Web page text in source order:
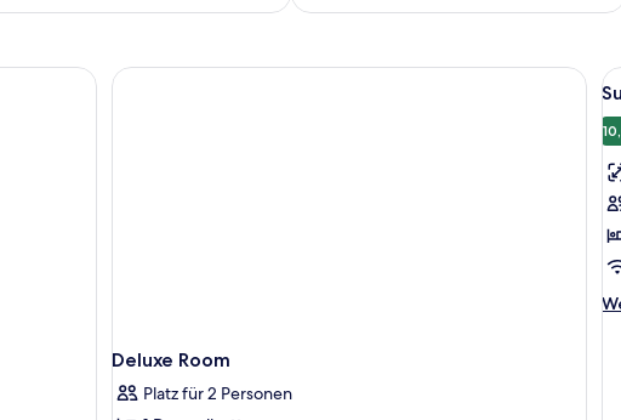
Deluxe Room
Platz für 2 Personen
-